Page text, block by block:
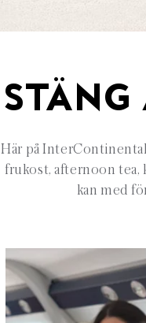
STÄNG
Här på
frukost, afternoon tea,
kan med